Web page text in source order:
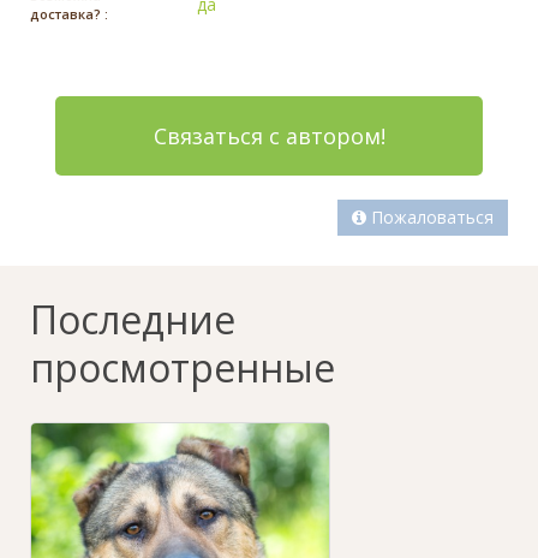
доставка? :
Связаться с автором!
Пожаловаться
Последние
просмотренные